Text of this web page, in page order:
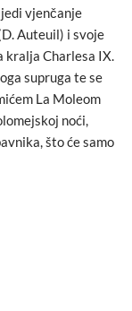
vjenčanje
Auteuil) i svoje
kralja Charlesa IX.
supruga te se
La Moleom
noći,
što će samo